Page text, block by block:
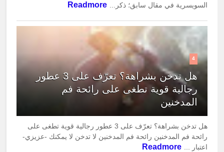
السويسرية في مقال سابق؛ ذكر... Readmore
4
هل تدخن بشراهة؟ تعرّف على 3 عطور
رجالية قوية تطغى على رائحة فم
المدخنين
هل تدخن بشراهة؟ تعرّف على 3 عطور رجالية قوية تطغى على
رائحة فم المدخنين رائحة فم المدخنين لا تدخن لا يمكنك -عزيزي-
اعتبار ... Readmore